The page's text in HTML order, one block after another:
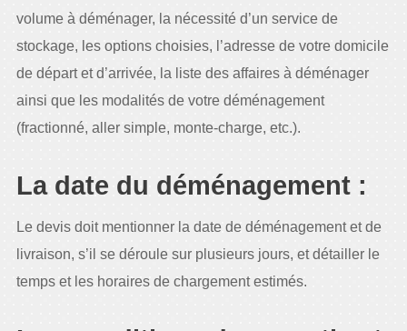
volume à déménager, la nécessité d’un service de
stockage, les options choisies, l’adresse de votre domicile
de départ et d’arrivée, la liste des affaires à déménager
ainsi que les modalités de votre déménagement
(fractionné, aller simple, monte-charge, etc.).
La date du déménagement :
Le devis doit mentionner la date de déménagement et de
livraison, s’il se déroule sur plusieurs jours, et détailler le
temps et les horaires de chargement estimés.